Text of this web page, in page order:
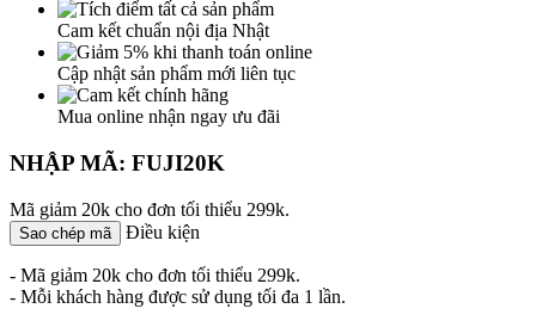
Cam kết chuẩn nội địa Nhật
Cập nhật sản phẩm mới liên tục
Mua online nhận ngay ưu đãi
NHẬP MÃ: FUJI20K
Mã giảm 20k cho đơn tối thiểu 299k.
Sao chép mã Điều kiện
- Mã giảm 20k cho đơn tối thiểu 299k.
- Mỗi khách hàng được sử dụng tối đa 1 lần.